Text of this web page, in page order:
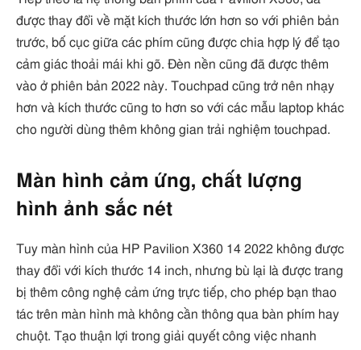
được thay đổi về mặt kích thước lớn hơn so với phiên bản
trước, bố cục giữa các phím cũng được chia hợp lý để tạo
cảm giác thoải mái khi gõ. Đèn nền cũng đã được thêm
vào ở phiên bản 2022 này. Touchpad cũng trở nên nhạy
hơn và kích thước cũng to hơn so với các mẫu laptop khác
cho người dùng thêm không gian trải nghiệm touchpad.
Màn hình cảm ứng, chất lượng
hình ảnh sắc nét
Tuy màn hình của HP Pavilion X360 14 2022 không được
thay đổi với kích thước 14 inch, nhưng bù lại là được trang
bị thêm công nghệ cảm ứng trực tiếp, cho phép bạn thao
tác trên màn hình mà không cần thông qua bàn phím hay
chuột. Tạo thuận lợi trong giải quyết công việc nhanh